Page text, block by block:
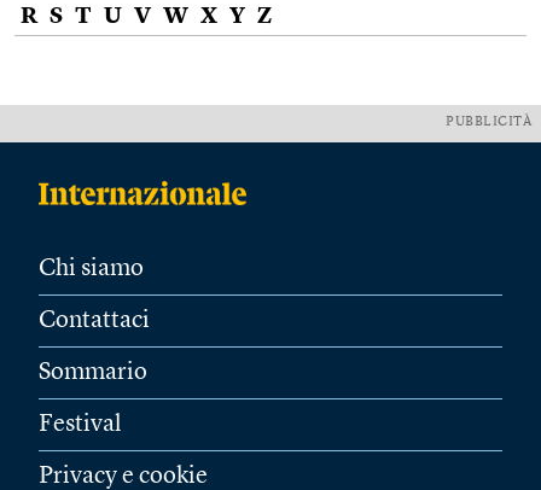
R S T U V W X Y Z
PUBBLICITÀ
Chi siamo
Contattaci
Sommario
Festival
Privacy e cookie